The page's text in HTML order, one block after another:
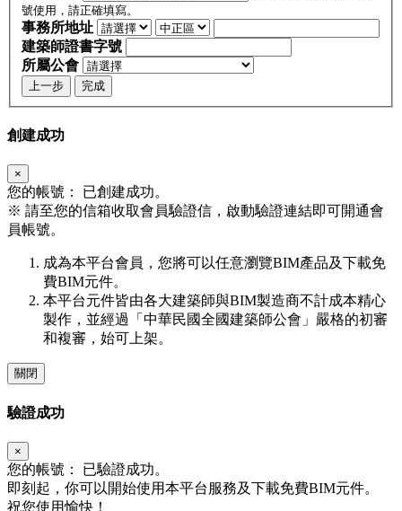
號使用，請正確填寫。
事務所地址
建築師證書字號
所屬公會
上一步 完成
創建成功
×
您的帳號：
已創建成功。
※ 請至您的信箱收取會員驗證信，啟動驗證連結即可開通會
員帳號。
成為本平台會員，您將可以任意瀏覽BIM產品及下載免
費BIM元件。
本平台元件皆由各大建築師與BIM製造商不計成本精心
製作，並經過「中華民國全國建築師公會」嚴格的初審
和複審，始可上架。
關閉
驗證成功
×
您的帳號：
已驗證成功。
即刻起，你可以開始使用本平台服務及下載免費BIM元件。
祝您使用愉快！